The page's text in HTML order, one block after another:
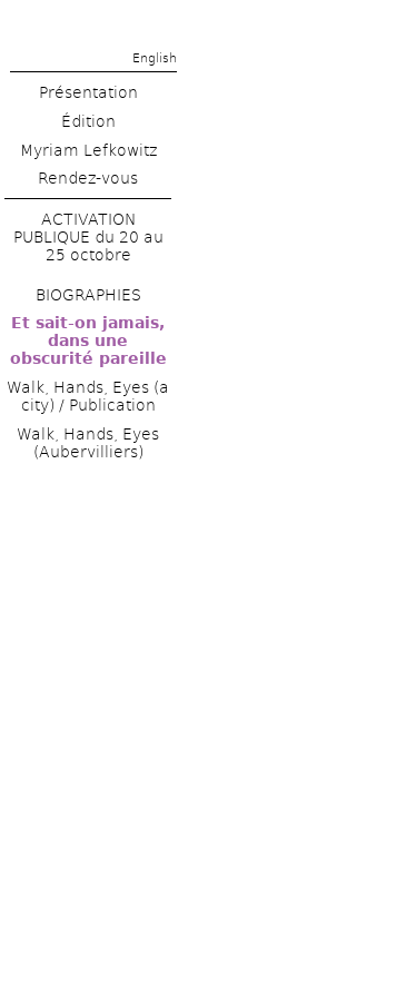
English
Présentation
Édition
Myriam Lefkowitz
Rendez-vous
ACTIVATION
PUBLIQUE du 20 au
25 octobre
BIOGRAPHIES
Et sait-on jamais,
dans une
obscurité pareille
Walk, Hands, Eyes (a
city) / Publication
Walk, Hands, Eyes
(Aubervilliers)